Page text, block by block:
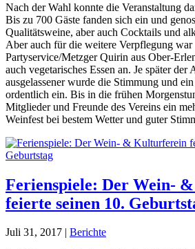
Nach der Wahl konnte die Veranstaltung
Bis zu 700 Gäste fanden sich ein und
Qualitätsweine, aber auch Cocktails und
Aber auch für die weitere Verpflegung war
Partyservice/Metzger Quirin aus Ober-
auch vegetarisches Essen an. Je später der
ausgelassener wurde die Stimmung und
ordentlich ein. Bis in die frühen
Mitglieder und Freunde des Vereins ein
Weinfest bei bestem Wetter und guter
Ferienspiele: Der Wein-
feierte seinen 10.
Juli 31, 2017 | Berichte